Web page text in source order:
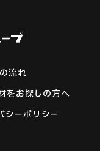
流れ
をお探しの方へ
シーポリシー